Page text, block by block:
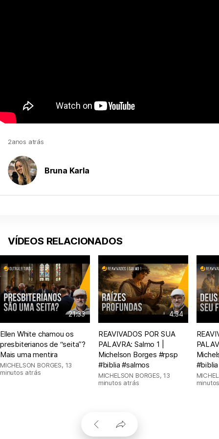
2anos atrás
Bruna Karla
VÍDEOS RELACIONADOS
21:33
Ellen White chamou os
presbiterianos de “seita”?
Mais uma mentira
MICHELSON BORGES, 13
minutos atrás
4:34
REAVIVADOS POR SUA
PALAVRA: Salmo 1 |
Michelson Borges #rpsp
#biblia #salmos
MICHELSON BORGES,13
minutos atrás